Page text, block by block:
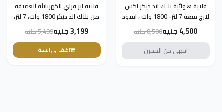
قلاية هوائية بلاك اند ديكر اكس
لارج سعة 7 لتر- 1800 وات ، اسود
af625-b5 4,500 جنيه
8,500 جنيه
انتهى من المخزن
قلاية اير فراي الكهربايئة العميقة
من بلاك اند ديكر 1800 وات، 7 لتر،
اسود - AF575-B5 - قلايات
عميق - ضمان دولي
3,199 جنيه 5,499 جنيه
اضف الى السلة